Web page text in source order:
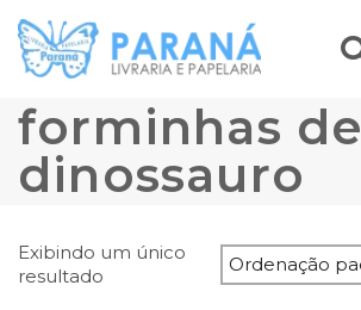
forminhas de
dinossauro
Exibindo um único
resultado